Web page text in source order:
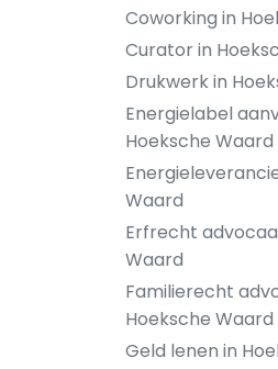
Coworking in
Curator in
Drukwerk in
Energielabel
Hoeksche Waard
Waard
Erfrecht
Waard
Familierecht
Hoeksche Waard
Geld lenen in